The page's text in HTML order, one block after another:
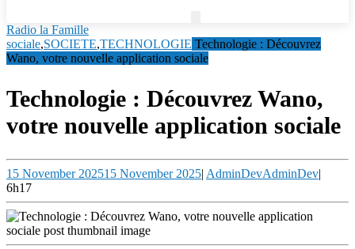
Radio la Famille
sociale,SOCIETE,TECHNOLOGIE Technologie : Découvrez
Wano, votre nouvelle application sociale
Technologie : Découvrez Wano,
votre nouvelle application sociale
15 November 202515 November 2025| AdminDevAdminDev|
6h17